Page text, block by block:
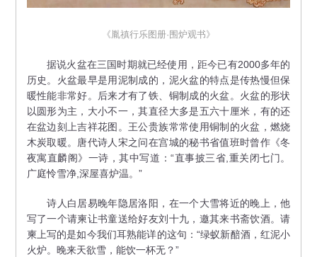
《胤禛行乐图册·围炉观书》
据说火盆在三国时期就已经使用，距今已有2000多年的
历史。火盆最早是用泥制成的，泥火盆的特点是传热慢但保
暖性能非常好。后来才有了铁、铜制成的火盆。火盆的形状
以圆形为主，大小不一，其直径大多是五六十厘米，有的还
在盆边刻上吉祥花图。王公贵族常常使用铜制的火盆，燃烧
木炭取暖。唐代诗人宋之问在宫城的秘书省值班时曾作《冬
夜寓直麟阁》一诗，其中写道：“直事披三省,重关闭七门。
广庭怜雪净,深屋喜炉温。”
诗人白居易晚年隐居洛阳，在一个大雪将近的晚上，他
写了一个请柬让书童送给好友刘十九，邀其来书斋饮酒。请
柬上写的是如今我们耳熟能详的这句：“绿蚁新醅酒，红泥小
火炉。晚来天欲雪，能饮一杯无？”